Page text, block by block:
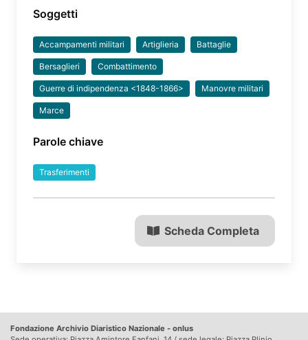
Soggetti
Accampamenti militari Artiglieria Battaglie
Bersaglieri Combattimento
Guerre di indipendenza <1848-1866> Manovre militari
Marce
Parole chiave
Trasferimenti
Scheda Completa
Fondazione Archivio Diaristico Nazionale - onlus